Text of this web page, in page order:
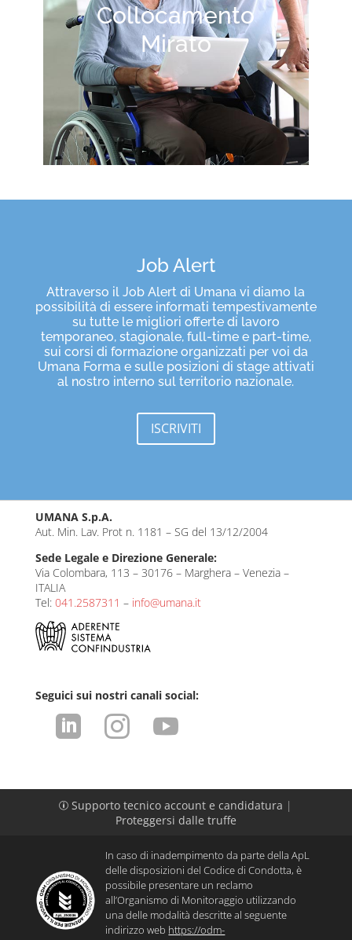
Collocamento
Mirato
Job Alert
Attraverso il Job Alert di Umana vi diamo la
possibilità di essere informati tempestivamente
su tutte le migliori offerte di lavoro
temporaneo, stagionale, full-time e part-time,
sui corsi di formazione organizzati per voi da
Umana Forma e sulle posizioni di stage attivati
al nostro interno sul territorio nazionale.
ISCRIVITI
UMANA S.p.A.
Aut. Min. Lav. Prot n. 1181 – SG del 13/12/2004
Sede Legale e Direzione Generale:
Via Colombara, 113 – 30176 – Marghera – Venezia –
ITALIA
Tel: 041.2587311 – info@umana.it
Seguici sui nostri canali social:
  
p Supporto tecnico account e candidatura |
Proteggersi dalle truffe
In caso di inadempimento da parte della ApL
delle disposizioni del Codice di Condotta, è
possibile presentare un reclamo
all’Organismo di Monitoraggio utilizzando
una delle modalità descritte al seguente
indirizzo web https://odm-